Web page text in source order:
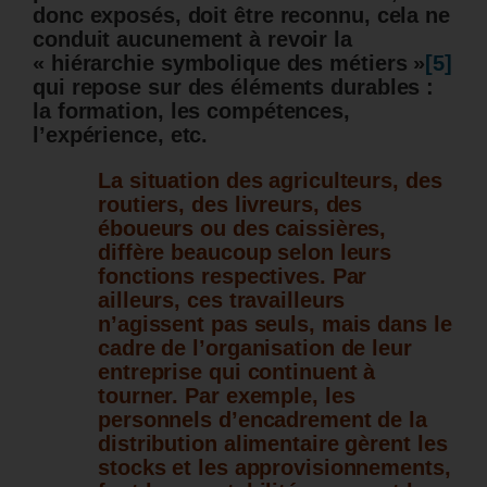
donc exposés, doit être reconnu, cela ne
conduit aucunement à revoir la
« hiérarchie symbolique des métiers » [5]
qui repose sur des éléments durables :
la formation, les compétences,
l’expérience, etc.
La situation des agriculteurs, des
routiers, des livreurs, des
éboueurs ou des caissières,
diffère beaucoup selon leurs
fonctions respectives. Par
ailleurs, ces travailleurs
n’agissent pas seuls, mais dans le
cadre de l’organisation de leur
entreprise qui continuent à
tourner. Par exemple, les
personnels d’encadrement de la
distribution alimentaire gèrent les
stocks et les approvisionnements,